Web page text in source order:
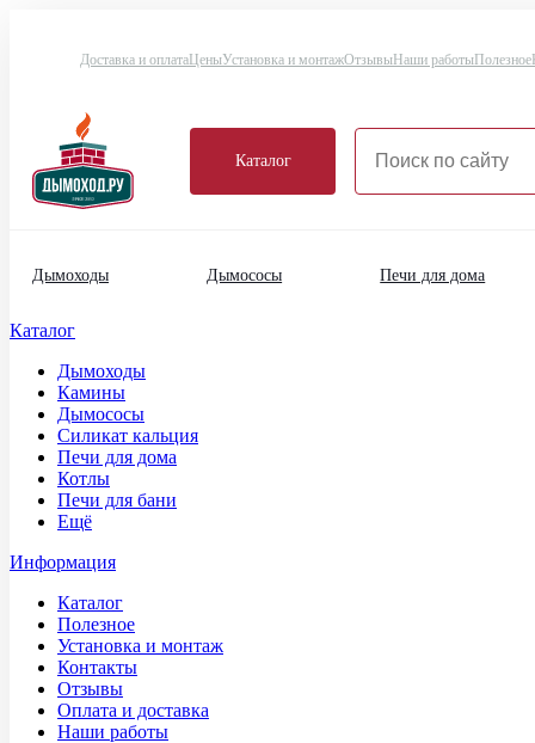
Доставка и оплатаЦеныУстановка и монтажОтзывыНаши работыПолезное
Каталог
Дымоходы Дымососы Печи для дома
Каталог
Дымоходы
Камины
Дымососы
Силикат кальция
Печи для дома
Котлы
Печи для бани
Ещё
Информация
Каталог
Полезное
Установка и монтаж
Контакты
Отзывы
Оплата и доставка
Наши работы